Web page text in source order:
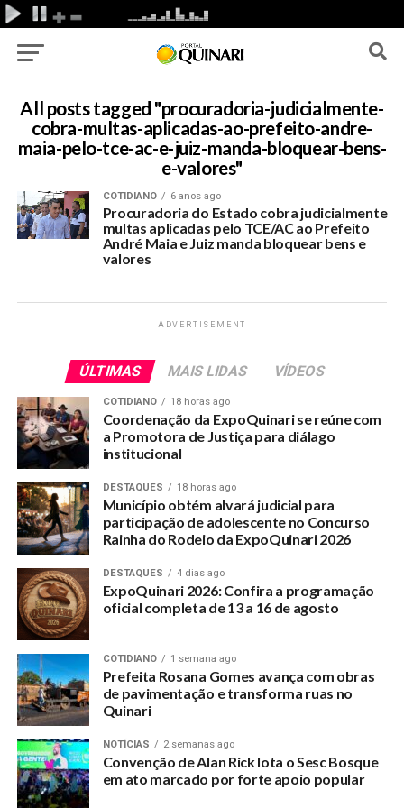
All posts tagged "procuradoria-judicialmente-
cobra-multas-aplicadas-ao-prefeito-andre-
maia-pelo-tce-ac-e-juiz-manda-bloquear-bens-
e-valores"
COTIDIANO 6 anos ago
Procuradoria do Estado cobra judicialmente
multas aplicadas pelo TCE/AC ao Prefeito
André Maia e Juiz manda bloquear bens e
valores
ADVERTISEMENT
ÚLTIMAS MAIS LIDAS VÍDEOS
COTIDIANO 18 horas ago
Coordenação da ExpoQuinari se reúne com
a Promotora de Justiça para diálago
institucional
DESTAQUES 18 horas ago
Município obtém alvará judicial para
participação de adolescente no Concurso
Rainha do Rodeio da ExpoQuinari 2026
DESTAQUES 4 dias ago
ExpoQuinari 2026: Confira a programação
oficial completa de 13 a 16 de agosto
COTIDIANO 1 semana ago
Prefeita Rosana Gomes avança com obras
de pavimentação e transforma ruas no
Quinari
NOTÍCIAS 2 semanas ago
Convenção de Alan Rick lota o Sesc Bosque
em ato marcado por forte apoio popular